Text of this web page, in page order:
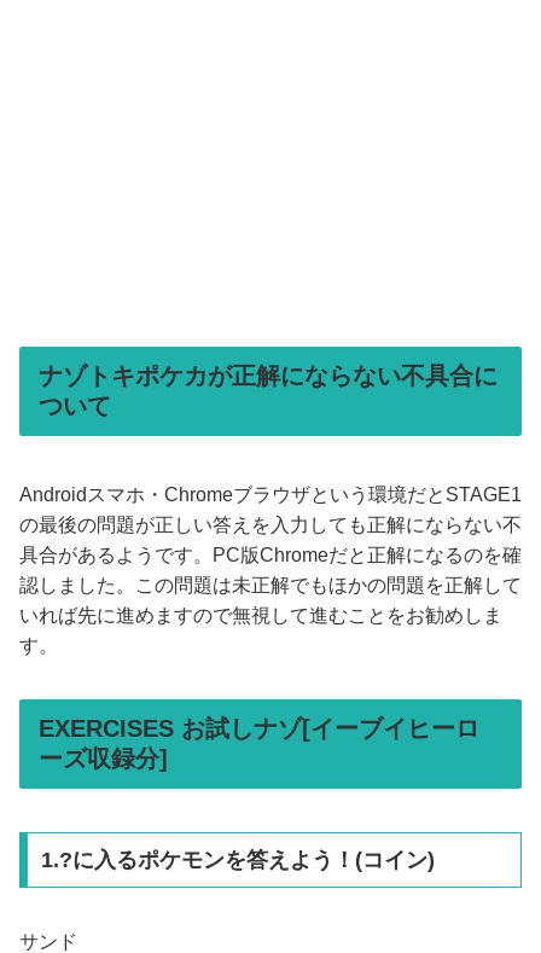
ナゾトキポケカが正解にならない不具合に
ついて
Androidスマホ・Chromeブラウザという環境だとSTAGE1
の最後の問題が正しい答えを入力しても正解にならない不
具合があるようです。PC版Chromeだと正解になるのを確
認しました。この問題は未正解でもほかの問題を正解して
いれば先に進めますので無視して進むことをお勧めしま
す。
EXERCISES お試しナゾ[イーブイヒーロ
ーズ収録分]
1.?に入るポケモンを答えよう！(コイン)
サンド